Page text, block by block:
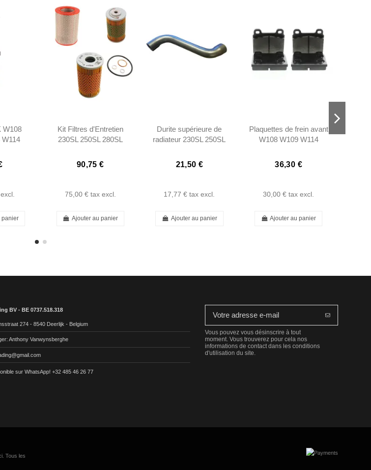
W108
W114
panier
Kit Filtres d'Entretien
230SL 250SL 280SL
90,75 €
75,00 € tax excl.
Ajouter au panier
Durite supérieure de
radiateur 230SL 250SL
21,50 €
17,77 € tax excl.
Ajouter au panier
Plaquettes de frein avant
W108 W109 W114
250/280SL W113
36,30 €
30,00 € tax excl.
Ajouter au panier
BV - BE 0737.518.318
274 - 8540 Deerlijk - Belgium
Anthony Vanwynsberghe
sur WhatsApp! +32 485 46 26 77
Vous pouvez vous désinscrire à tout
moment. Vous trouverez pour cela nos
informations de contact dans les conditions
d'utilisation du site.
Tous les